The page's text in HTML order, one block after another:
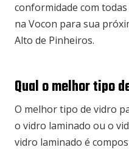
conformidade com
na Vocon para sua
Alto de Pinheiros.
Qual o melhor tipo
O melhor tipo de vidro
o vidro laminado ou o
vidro laminado é